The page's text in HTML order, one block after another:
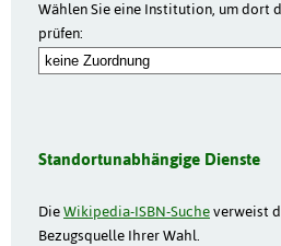
Wählen Sie eine Institution, um dort
prüfen:
Standortunabhängige Dienste
DieWikipedia-ISBN-Sucheverweist
Bezugsquelle Ihrer Wahl.